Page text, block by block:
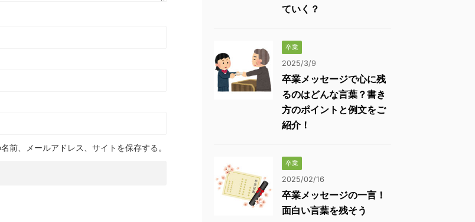
前、メールアドレス、サイトを保存する。
ていく？
卒業
2025/3/9
卒業メッセージで心に残
るのはどんな言葉？書き
方のポイントと例文をご
紹介！
卒業
2025/02/16
卒業メッセージの一言！
面白い言葉を残そう